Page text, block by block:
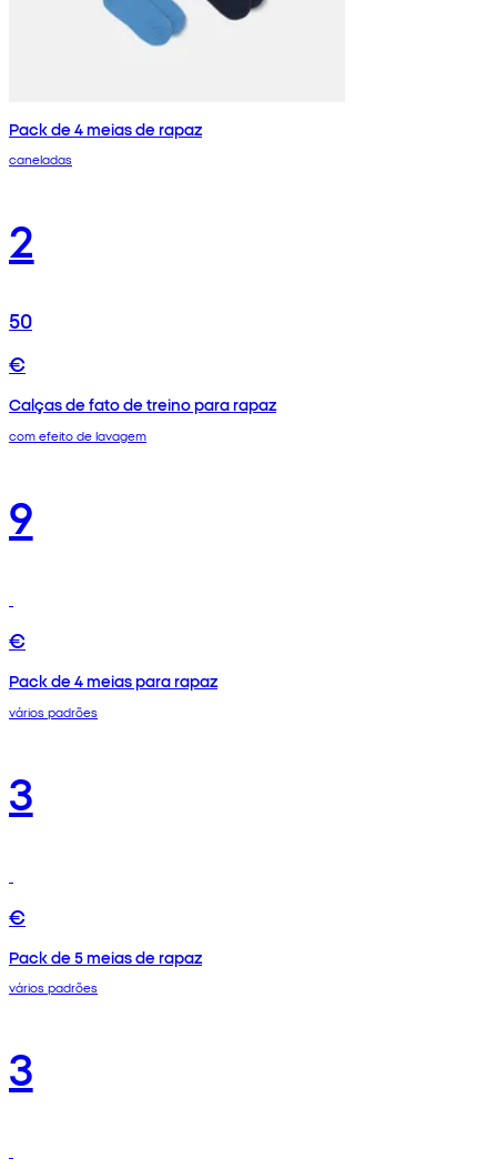
Pack de 4 meias de rapaz
caneladas
2
50
€
Calças de fato de treino para rapaz
com efeito de lavagem
9
€
Pack de 4 meias para rapaz
vários padrões
3
€
Pack de 5 meias de rapaz
vários padrões
3